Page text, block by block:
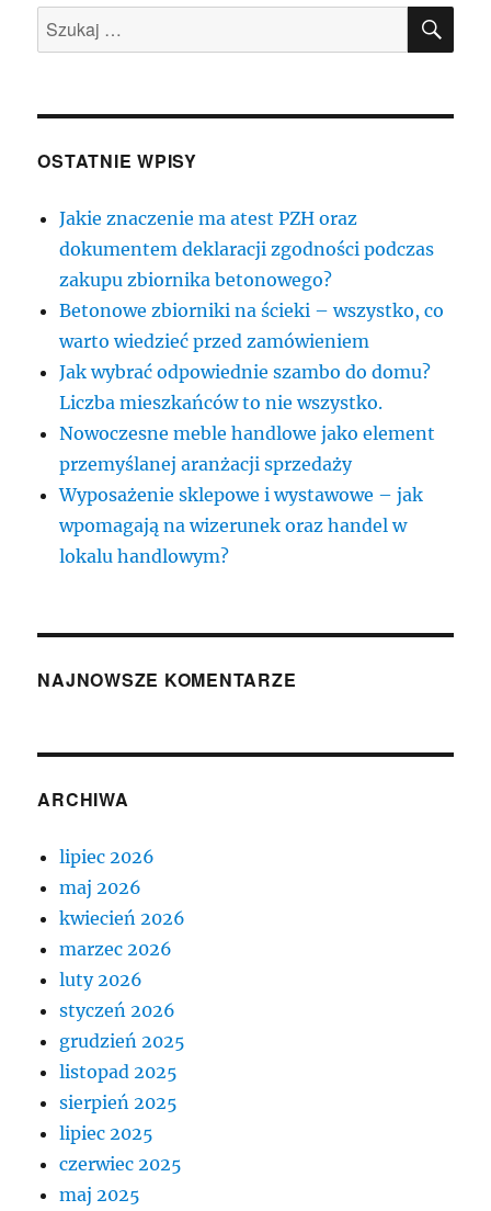
Szukaj:
OSTATNIE WPISY
Jakie znaczenie ma atest PZH oraz
dokumentem deklaracji zgodności podczas
zakupu zbiornika betonowego?
Betonowe zbiorniki na ścieki – wszystko, co
warto wiedzieć przed zamówieniem
Jak wybrać odpowiednie szambo do domu?
Liczba mieszkańców to nie wszystko.
Nowoczesne meble handlowe jako element
przemyślanej aranżacji sprzedaży
Wyposażenie sklepowe i wystawowe – jak
wpomagają na wizerunek oraz handel w
lokalu handlowym?
NAJNOWSZE KOMENTARZE
ARCHIWA
lipiec 2026
maj 2026
kwiecień 2026
marzec 2026
luty 2026
styczeń 2026
grudzień 2025
listopad 2025
sierpień 2025
lipiec 2025
czerwiec 2025
maj 2025